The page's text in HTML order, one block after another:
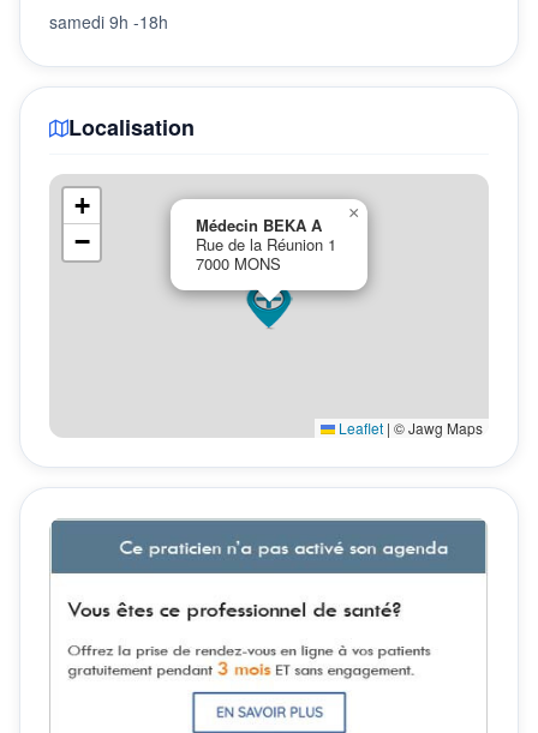
samedi 9h -18h
Localisation
Médecin BEKA A
Rue de la Réunion 1
7000 MONS
×
+
−
Leaflet | © Jawg Maps